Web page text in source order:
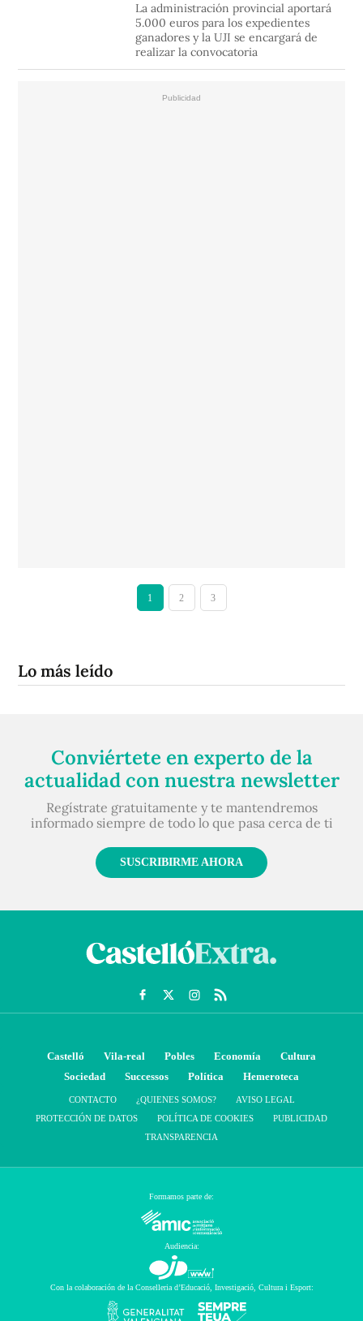
La administración provincial aportará
5.000 euros para los expedientes
ganadores y la UJI se encargará de
realizar la convocatoria
1 2 3
Lo más leído
Conviértete en experto de la
actualidad con nuestra newsletter
Regístrate gratuitamente y te mantendremos
informado siempre de todo lo que pasa cerca de ti
SUSCRIBIRME AHORA
Castelló Vila-real Pobles Economía
Cultura
Sociedad
Successos Política Hemeroteca
CONTACTO ¿QUIENES SOMOS?
AVISO LEGAL
PROTECCIÓN DE DATOS
POLÍTICA DE COOKIES
PUBLICIDAD
TRANSPARENCIA
Formamos parte de:
Audiencia:
Con la colaboración de la Conselleria d’Educació, Investigació, Cultura i Esport: